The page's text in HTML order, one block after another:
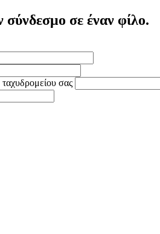
σύνδεσμο σε έναν φίλο.
σας